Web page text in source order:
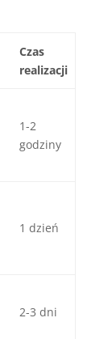
Czas
realizacji
1-2
godziny
1 dzień
2-3 dni